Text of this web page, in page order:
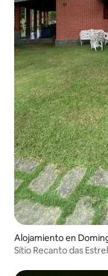
Alojamiento en
Sítio Recanto das